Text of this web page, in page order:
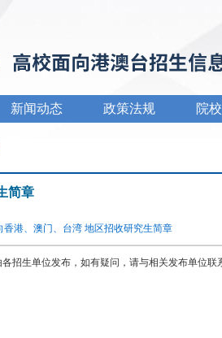
新闻动态 政策法规 院
简章
港、澳门、台湾 地区招收研究生简章
招生单位发布，如有疑问，请与相关发布单位